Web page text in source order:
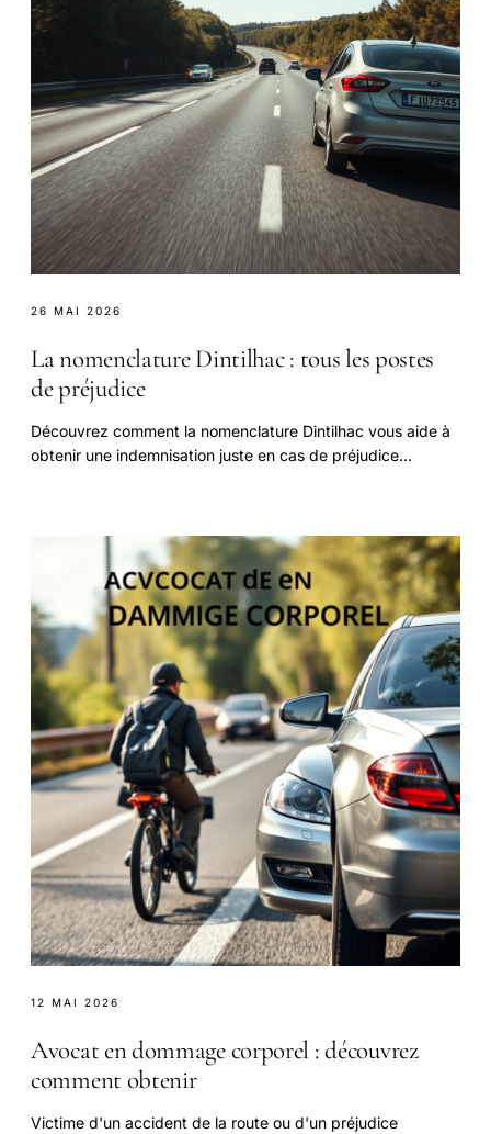
26 MAI 2026
La nomenclature Dintilhac : tous les postes
de préjudice
Découvrez comment la nomenclature Dintilhac vous aide à
obtenir une indemnisation juste en cas de préjudice
12 MAI 2026
Avocat en dommage corporel : découvrez
comment obtenir
Victime d'un accident de la route ou d'un préjudice